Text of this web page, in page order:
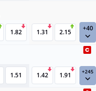
1.82 1.31 2.15 +40
1.51 1.42 1.91 +245